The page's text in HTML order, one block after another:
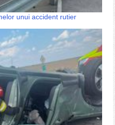
unui accident rutier